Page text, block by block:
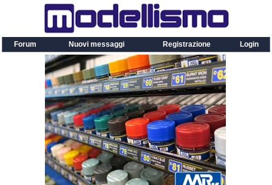
Forum Nuovi messaggi Registrazione Login